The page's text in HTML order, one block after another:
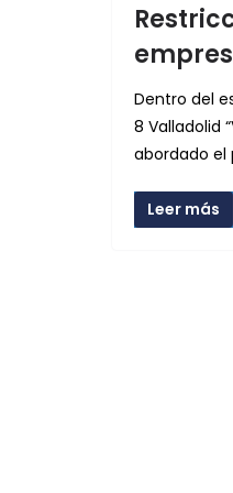
Dentro del
8 Valladolid
abordado el
Leer más